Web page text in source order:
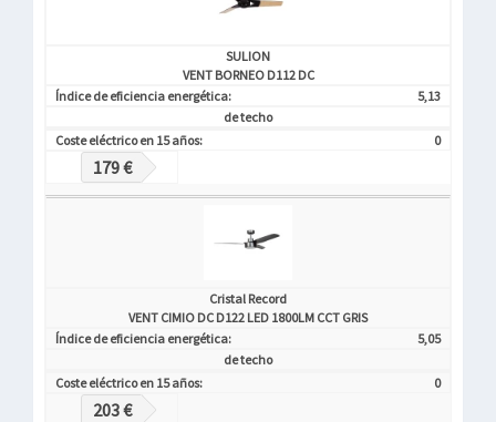
SULION
VENT BORNEO D112 DC
Índice de eficiencia energética:
5,13
de techo
Coste eléctrico en 15 años:
0
179 €
Cristal Record
VENT CIMIO DC D122 LED 1800LM CCT GRIS
Índice de eficiencia energética:
5,05
de techo
Coste eléctrico en 15 años:
0
203 €